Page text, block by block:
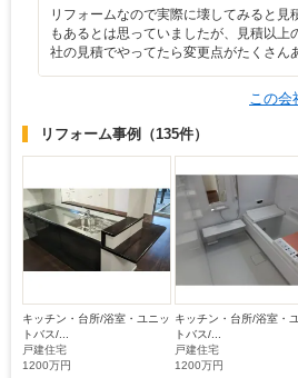
リフォームなので実際に壊してみると見
もあるとは思っていましたが、見積以上
社の見積でやってたら変更点がたくさん
この
リフォーム事例 （135件）
キッチン・台所/浴室・ユニッ
トバス/...
戸建住宅
1200万円
キッチン・台所/浴室・
トバス/...
戸建住宅
1200万円